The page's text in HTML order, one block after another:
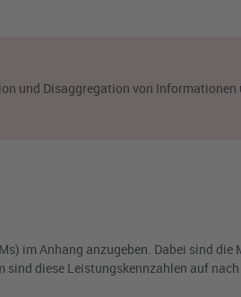
und Disaggregation von Informationen
im Anhang anzugeben. Dabei sind die
diese Leistungskennzahlen auf nach